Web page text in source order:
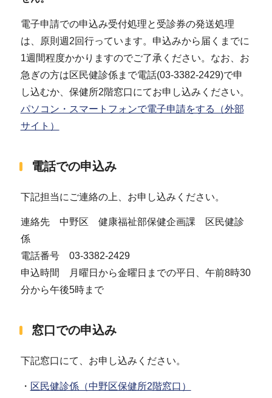
電子申請での申込み受付処理と受診券の発送処理
は、原則週2回行っています。申込みから届くまでに
1週間程度かかりますのでご了承ください。なお、お
急ぎの方は区民健診係まで電話(03-3382-2429)で申
し込むか、保健所2階窓口にてお申し込みください。
パソコン・スマートフォンで電子申請をする（外部
サイト）
電話での申込み
下記担当にご連絡の上、お申し込みください。
連絡先 中野区 健康福祉部保健企画課 区民健診
係
電話番号 03-3382-2429
申込時間 月曜日から金曜日までの平日、午前8時30
分から午後5時まで
窓口での申込み
下記窓口にて、お申し込みください。
・ 区民健診係（中野区保健所2階窓口）